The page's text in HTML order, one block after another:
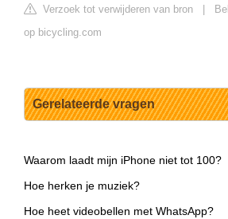
Verzoek tot verwijderen van bron
op bicycling.com
Gerelateerde vragen
Waarom laadt mijn iPhone niet tot 100?
Hoe herken je muziek?
Hoe heet videobellen met WhatsApp?